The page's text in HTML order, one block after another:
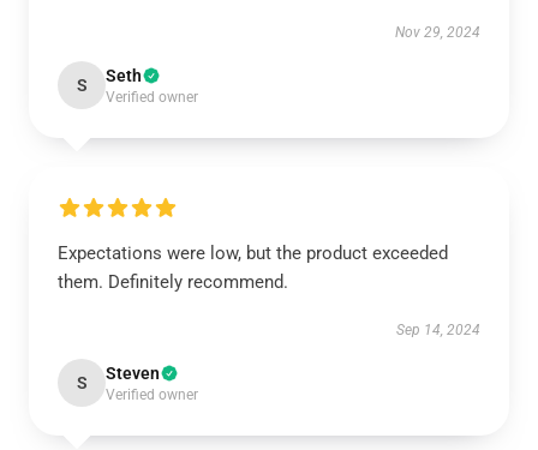
Nov 29, 2024
S Seth
Verified owner
Expectations were low, but the product exceeded
them. Definitely recommend.
Sep 14, 2024
S Steven
Verified owner